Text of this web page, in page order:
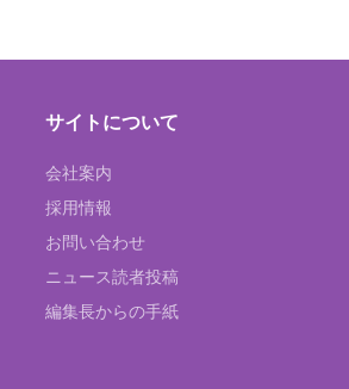
サイトについて
会社案内
採用情報
お問い合わせ
ニュース読者投稿
編集長からの手紙